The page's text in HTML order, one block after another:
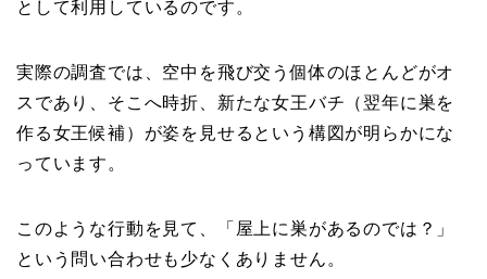
として利用しているのです。
実際の調査では、空中を飛び交う個体のほとんどがオ
スであり、そこへ時折、新たな女王バチ（翌年に巣を
作る女王候補）が姿を見せるという構図が明らかにな
っています。
このような行動を見て、「屋上に巣があるのでは？」
という問い合わせも少なくありません。